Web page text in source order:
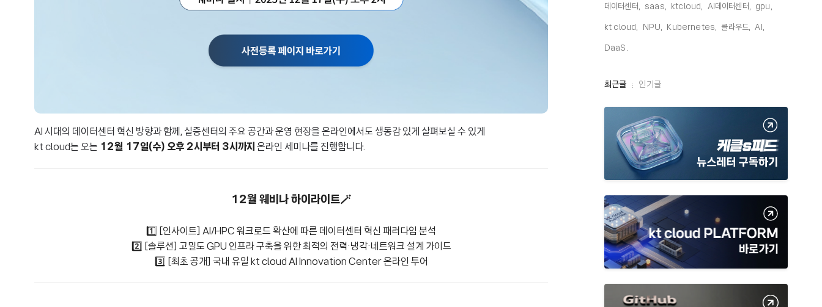
AI 시대의 데이터센터 혁신 방향과 함께, 실증센터의 주요 공간과 운영 현장을 온라인에서도 생동감 있게 살펴보실 수 있게
kt cloud는 오는 12월 17일(수) 오후 2시부터 3시까지 온라인 세미나를 진행합니다.
12월 웨비나 하이라이트🪄
1️⃣ [인사이트] AI/HPC 워크로드 확산에 따른 데이터센터 혁신 패러다임 분석
2️⃣ [솔루션] 고밀도 GPU 인프라 구축을 위한 최적의 전력·냉각·네트워크 설계 가이드
3️⃣ [최초 공개] 국내 유일 kt cloud AI Innovation Center 온라인 투어
데이터센터, saas, ktcloud, AI데이터센터, gpu,
kt cloud, NPU, Kubernetes, 클라우드, AI,
DaaS,
최
최근글 인기글